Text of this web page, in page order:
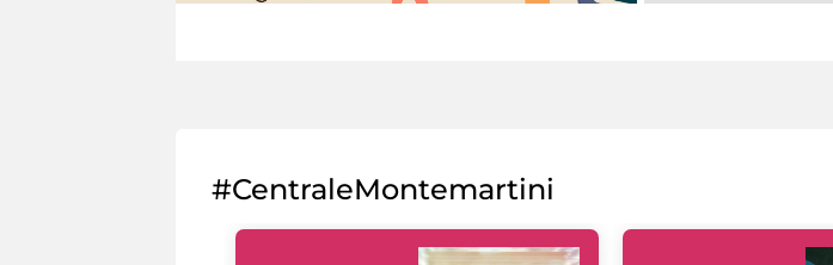
#CentraleMontemartini